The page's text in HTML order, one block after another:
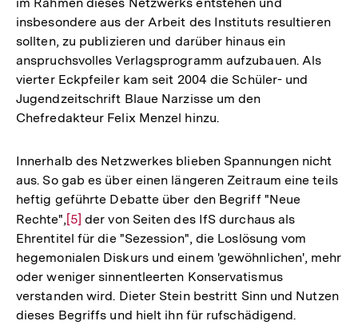
insbesondere aus der Arbeit des Instituts resultieren
sollten, zu publizieren und darüber hinaus ein
anspruchsvolles Verlagsprogramm aufzubauen. Als
vierter Eckpfeiler kam seit 2004 die Schüler- und
Jugendzeitschrift Blaue Narzisse um den
Chefredakteur Felix Menzel hinzu.
Innerhalb des Netzwerkes blieben Spannungen nicht
aus. So gab es über einen längeren Zeitraum eine teils
heftig geführte Debatte über den Begriff "Neue
Rechte",Zur
Auflösung
der
Fußnote
[5] der von Seiten des IfS durchaus als
Ehrentitel für die "Sezession", die Loslösung vom
hegemonialen Diskurs und einem 'gewöhnlichen', mehr
oder weniger sinnentleerten Konservatismus
verstanden wird. Dieter Stein bestritt Sinn und Nutzen
dieses Begriffs und hielt ihn für rufschädigend.